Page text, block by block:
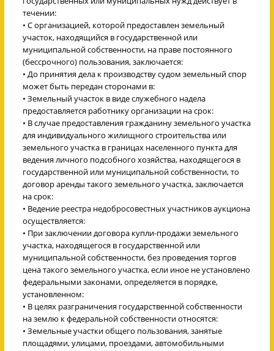
течении:
• С организацией, которой предоставлен земельный
участок, находящийся в государственной или
муниципальной собственности, на праве постоянного
(бессрочного) пользования, заключается:
• До принятия дела к производству судом земельный спор
может быть передан сторонами в:
• Земельный участок в виде служебного надела
предоставляется работнику организации на срок:
• В случае предоставления гражданину земельного участка
для индивидуального жилищного строительства или
земельного участка в границах населенного пункта для
ведения личного подсобного хозяйства, находящегося в
государственной или муниципальной собственности, то
договор аренды такого земельного участка, заключается
на срок:
• Ведение реестра недобросовестных участников аукциона
осуществляется:
• При заключении договора купли-продажи земельного
участка, находящегося в государственной или
муниципальной собственности, без проведения торгов
цена такого земельного участка, если иное не установлено
федеральными законами, определяется в порядке,
установленном:
• В целях разграничения государственной собственности
на землю к федеральной собственности относятся:
• Земельные участки общего пользования, занятые
площадями, улицами, проездами, автомобильными